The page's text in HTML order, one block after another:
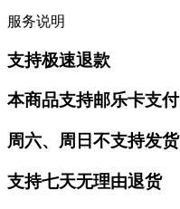
服务说明
支持极速退款
本商品支持邮乐卡支付
周六、周日不支持发货
支持七天无理由退货